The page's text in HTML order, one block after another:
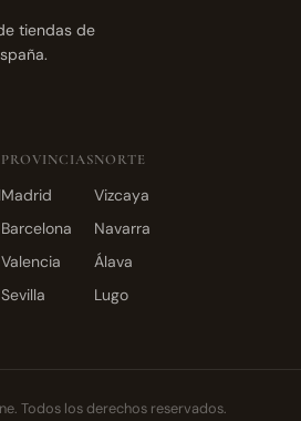
tiendas de
PROVINCIAS
Madrid
Barcelona
Valencia
Sevilla
NORTE
Vizcaya
Navarra
Álava
Lugo
Todos los derechos reservados.